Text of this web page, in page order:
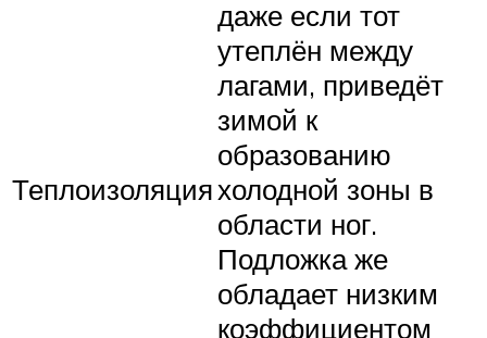
Теплоизоляция
даже если тот
утеплён между
лагами, приведёт
зимой к
образованию
холодной зоны в
области ног.
Подложка же
обладает низким
коэффициентом